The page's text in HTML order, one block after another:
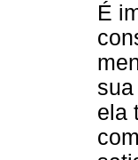
É
ela